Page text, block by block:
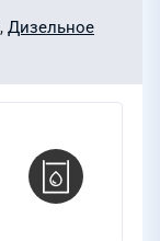
, Дизельное